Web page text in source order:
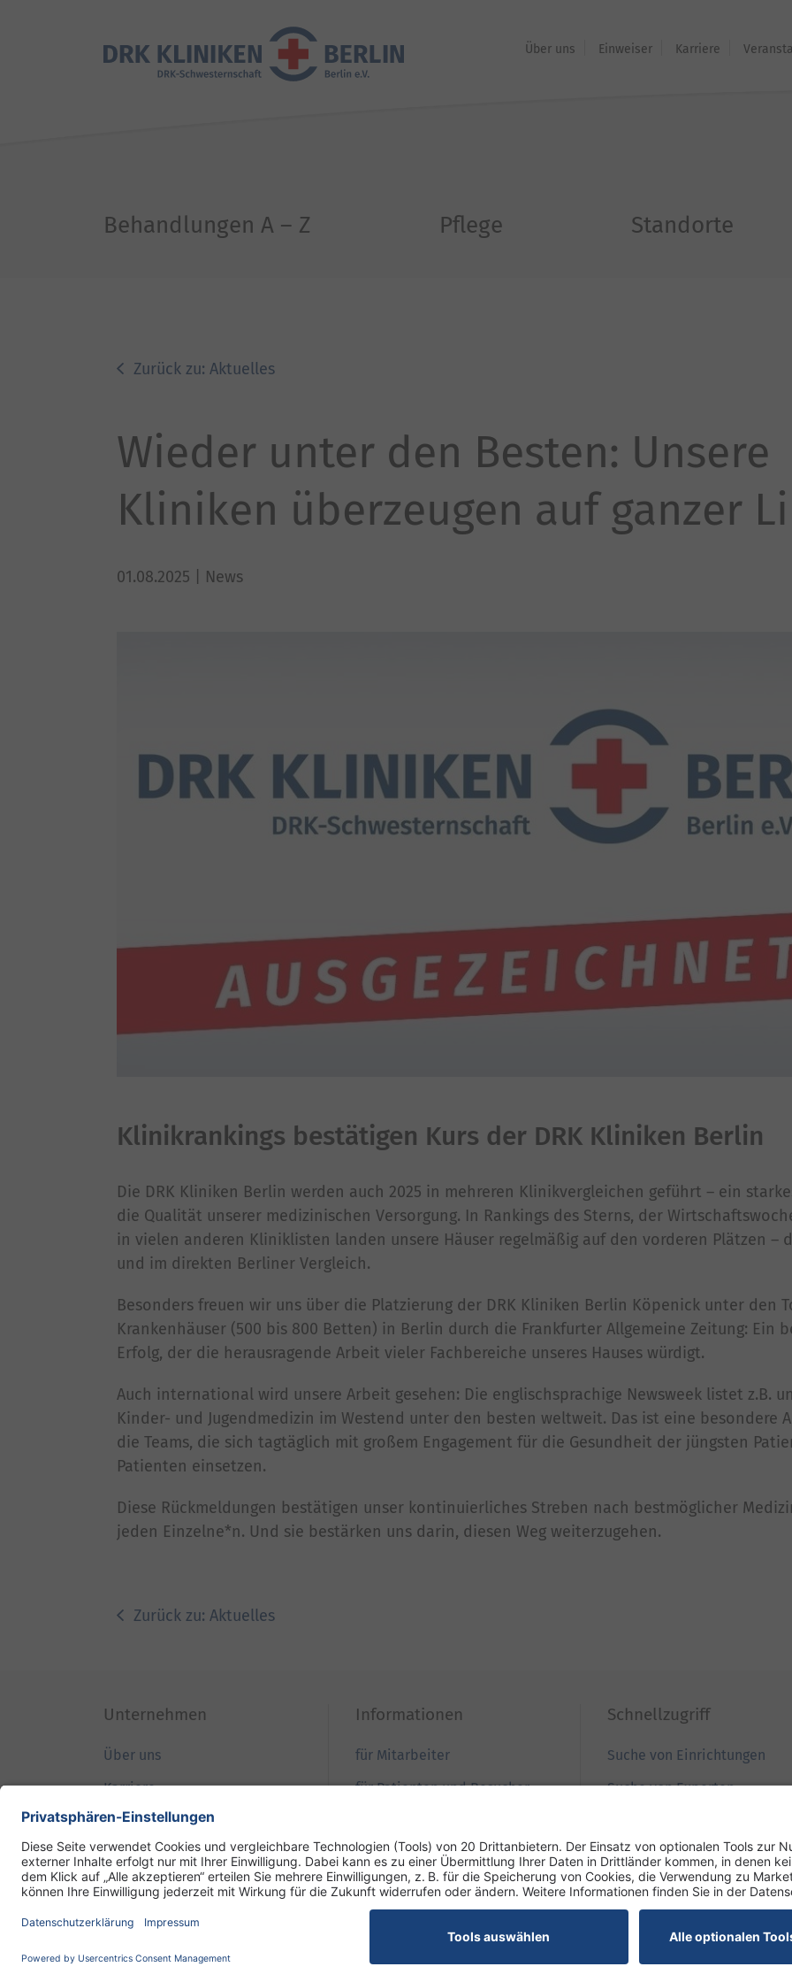
Über uns Einweiser Karriere
Behandlungen A – Z Pflege Standorte
Zurück zu: Aktuelles
Wieder unter den Besten: Unsere
Kliniken überzeugen auf ganzer
01.08.2025 | News
Klinikrankings bestätigen Kurs der DRK Kliniken Berlin
Die DRK Kliniken Berlin werden auch 2025 in mehreren Klinikvergleichen geführt – ein
die Qualität unserer medizinischen Versorgung. In Rankings des Sterns, der
in vielen anderen Kliniklisten landen unsere Häuser regelmäßig auf den vorderen Plätzen –
und im direkten Berliner Vergleich.
Besonders freuen wir uns über die Platzierung der DRK Kliniken Berlin Köpenick unter den
Krankenhäuser (500 bis 800 Betten) in Berlin durch die Frankfurter Allgemeine Zeitung: Ein
Erfolg, der die herausragende Arbeit vieler Fachbereiche unseres Hauses würdigt.
Auch international wird unsere Arbeit gesehen: Die englischsprachige Newsweek listet z.B.
Kinder- und Jugendmedizin im Westend unter den besten weltweit. Das ist eine besondere
die Teams, die sich tagtäglich mit großem Engagement für die Gesundheit der jüngsten
Patienten einsetzen.
Diese Rückmeldungen bestätigen unser kontinuierliches Streben nach bestmöglicher
jeden Einzelne*n. Und sie bestärken uns darin, diesen Weg weiterzugehen.
Zurück zu: Aktuelles
Unternehmen
Über uns
Karriere
Qualität
Patientensicherheit
Ihre Meinung
Informationen
für Mitarbeiter
für Patienten und Besucher
für Einweiser
für Presse
Schnellzugriff
Suche von Einrichtungen
Suche von Experten
Podcast REZEPTfrei
DRK-Schwesternschaft Berlin